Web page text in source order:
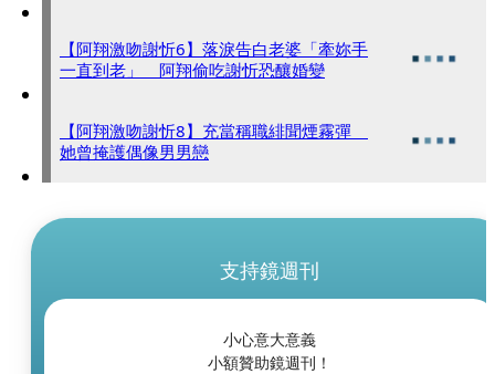
【阿翔激吻謝忻6】落淚告白老婆「牽妳手
一直到老」 阿翔偷吃謝忻恐釀婚變
【阿翔激吻謝忻8】充當稱職緋聞煙霧彈
她曾掩護偶像男男戀
支持鏡週刊
小心意大意義
小額贊助鏡週刊！